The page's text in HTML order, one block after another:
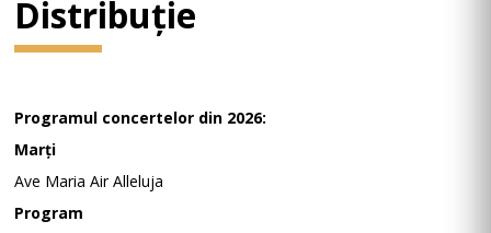
Distribuție
Programul concertelor din 2026:
Marți
Ave Maria Air Alleluja
Program